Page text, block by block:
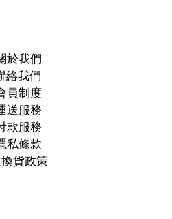
於我們
絡我們
員制度
送服務
款服務
私條款
貨政策